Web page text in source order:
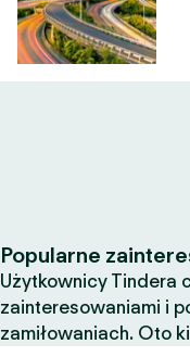
Popularne
Użytkownicy Tindera
zainteresowaniami i
zamiłowaniach. Oto